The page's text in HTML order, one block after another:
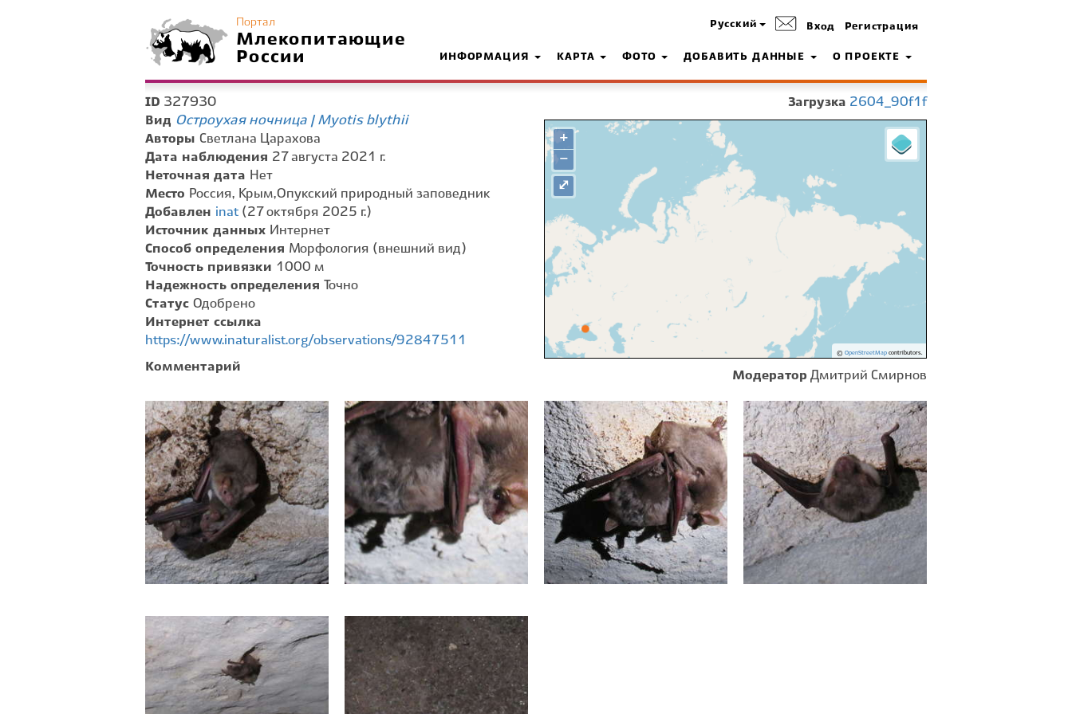
Портал
Млекопитающие
России
Русский Вход Регистрация
ИНФОРМАЦИЯ КАРТА ФОТО ДОБАВИТЬ ДАННЫЕ О ПРОЕКТЕ
ID 327930
Вид Остроухая ночница | Myotis blythii
Авторы Светлана Царахова
Дата наблюдения 27 августа 2021 г.
Неточная дата Нет
Место Россия, Крым,Опукский природный заповедник
Добавлен inat (27 октября 2025 г.)
Источник данных Интернет
Способ определения Морфология (внешний вид)
Точность привязки 1000 м
Надежность определения
Точно
Статус Одобрено
Интернет ссылка
https://www.inaturalist.org/observations/92847511
Комментарий
Загрузка 2604_90f1f
+
−
© OpenStreetMapcontributors.
⤢
Модератор Дмитрий Смирнов